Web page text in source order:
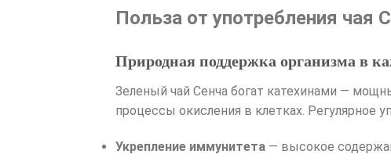
Польза от употребления чая
Природная поддержка организма в
Зеленый чай Сенча богат катехинами —
процессы окисления в клетках.
Укрепление иммунитета — высокое